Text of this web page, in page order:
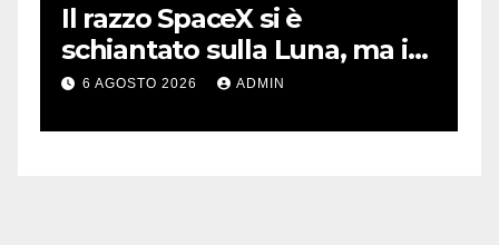
Il razzo SpaceX si è
schiantato sulla Luna, ma i
video virali erano quasi tutti
6 AGOSTO 2026 ADMIN